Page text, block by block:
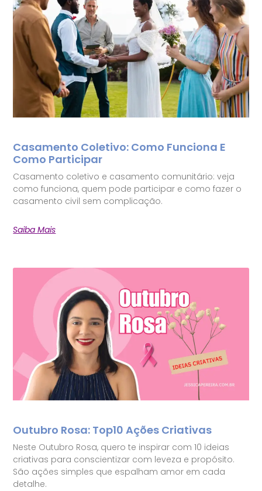
Casamento Coletivo: Como Funciona E
Como Participar
Casamento coletivo e casamento comunitário: veja
como funciona, quem pode participar e como fazer o
casamento civil sem complicação.
Saiba Mais
Outubro Rosa: Top10 Ações Criativas
Neste Outubro Rosa, quero te inspirar com 10 ideias
criativas para conscientizar com leveza e propósito.
São ações simples que espalham amor em cada
detalhe.